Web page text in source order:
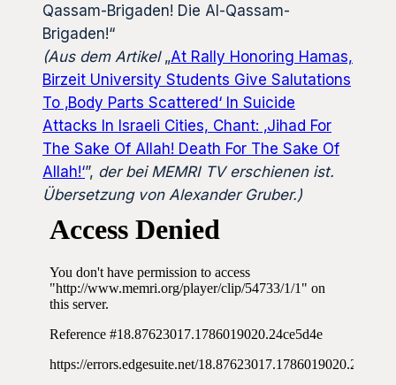
Qassam-Brigaden! Die Al-Qassam-
Brigaden!“
(Aus dem Artikel „At Rally Honoring Hamas,
Birzeit University Students Give Salutations
To ‚Body Parts Scattered‘ In Suicide
Attacks In Israeli Cities, Chant: ‚Jihad For
The Sake Of Allah! Death For The Sake Of
Allah!‘”, der bei MEMRI TV erschienen ist.
Übersetzung von Alexander Gruber.)